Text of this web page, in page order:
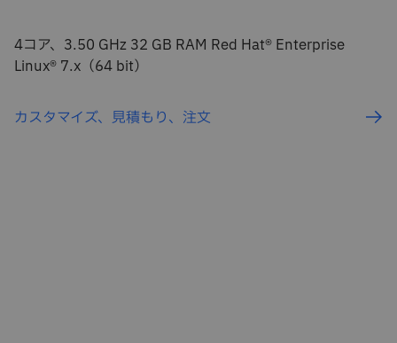
4コア、3.50 GHz 32 GB RAM Red Hat® Enterprise
Linux® 7.x（64 bit）
カスタマイズ、見積もり、注文